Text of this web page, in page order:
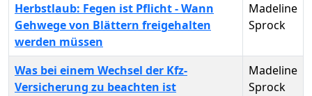
Herbstlaub: Fegen ist Pflicht - Wann
Gehwege von Blättern freigehalten
werden müssen
Madeline
Sprock
Was bei einem Wechsel der Kfz-
Versicherung zu beachten ist
Madeline
Sprock